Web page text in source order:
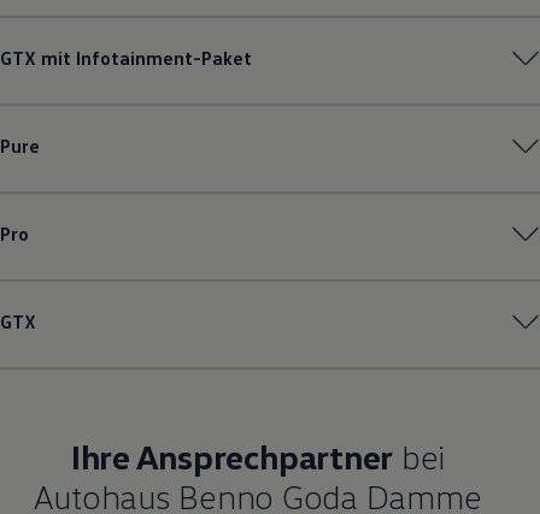
GTX mit Infotainment-Paket
Pure
Pro
GTX
Ihre Ansprechpartner bei
Autohaus Benno Goda Damme